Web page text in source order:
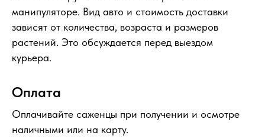
манипуляторе. Вид авто и стоимость доставки
зависят от количества, возраста и размеров
растений. Это обсуждается перед выездом
курьера.
Оплата
Оплачивайте саженцы при получении и осмотре
наличными или на карту.